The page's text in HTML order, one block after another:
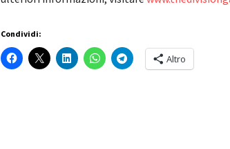
Condividi:
Altro